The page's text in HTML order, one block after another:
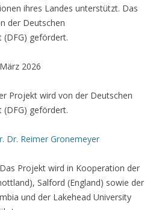
ihres Landes unterstützt. Das
der Deutschen
(DFG) gefördert.
2026
Projekt wird von der Deutschen
(DFG) gefördert.
Dr. Reimer Gronemeyer
Projekt wird in Kooperation der
Salford (England) sowie der
und der Lakehead University